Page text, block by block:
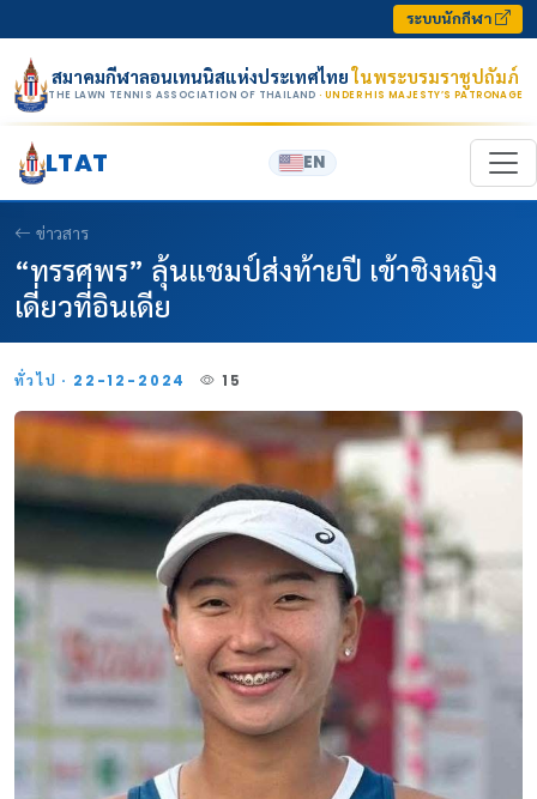
ระบบนักกีฬา
สมาคมกีฬาลอนเทนนิสแห่งประเทศไทยในพระบรมราชูปถัมภ์
THE LAWN TENNIS ASSOCIATION OF THAILAND · UNDER HIS MAJESTY’S PATRONAGE
LTAT EN
ข่าวสาร
“ทรรศพร” ลุ้นแชมป์ส่งท้ายปี เข้าชิงหญิง
เดี่ยวที่อินเดีย
ทั่วไป · 22-12-2024 15